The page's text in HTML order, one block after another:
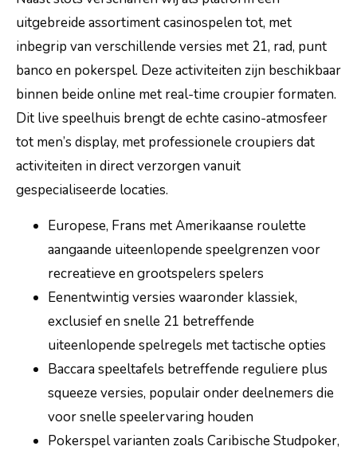
uitgebreide assortiment casinospelen tot, met
inbegrip van verschillende versies met 21, rad, punt
banco en pokerspel. Deze activiteiten zijn beschikbaar
binnen beide online met real-time croupier formaten.
Dit live speelhuis brengt de echte casino-atmosfeer
tot men’s display, met professionele croupiers dat
activiteiten in direct verzorgen vanuit
gespecialiseerde locaties.
Europese, Frans met Amerikaanse roulette
aangaande uiteenlopende speelgrenzen voor
recreatieve en grootspelers spelers
Eenentwintig versies waaronder klassiek,
exclusief en snelle 21 betreffende
uiteenlopende spelregels met tactische opties
Baccara speeltafels betreffende reguliere plus
squeeze versies, populair onder deelnemers die
voor snelle speelervaring houden
Pokerspel varianten zoals Caribische Studpoker,